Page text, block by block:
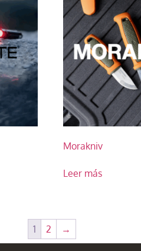
Morakniv
Leer más
1 2 →